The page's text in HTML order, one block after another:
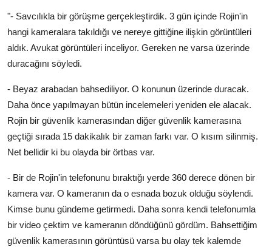
"- Savcılıkla bir görüşme gerçekleştirdik. 3 gün içinde Rojin'in
hangi kameralara takıldığı ve nereye gittiğine ilişkin görüntüleri
aldık. Avukat görüntüleri inceliyor. Gereken ne varsa üzerinde
duracağını söyledi.
- Beyaz arabadan bahsediliyor. O konunun üzerinde duracak.
Daha önce yapılmayan bütün incelemeleri yeniden ele alacak.
Rojin bir güvenlik kamerasından diğer güvenlik kamerasına
geçtiği sırada 15 dakikalık bir zaman farkı var. O kısım silinmiş.
Net bellidir ki bu olayda bir örtbas var.
- Bir de Rojin'in telefonunu bıraktığı yerde 360 derece dönen bir
kamera var. O kameranın da o esnada bozuk olduğu söylendi.
Kimse bunu gündeme getirmedi. Daha sonra kendi telefonumla
bir video çektim ve kameranın döndüğünü gördüm. Bahsettiğim
güvenlik kamerasının görüntüsü varsa bu olay tek kalemde